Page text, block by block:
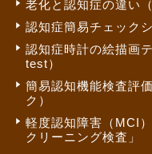
老化と認知症の違い（
認知症簡易チェック
認知症時計の絵描画
test）
簡易認知機能検査評
ク）
軽度認知障害（MCI
クリーニング検査」